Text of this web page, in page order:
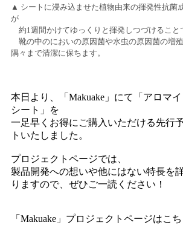
▲ シートに浸み込ませた植物由来の揮発性抗菌
が
約1週間かけてゆっくりと揮発しつづけること
靴の中のにおいの原因菌や水虫の原因菌の増
隅々まで清潔に保ちます。
本日より、「Makuake」にて「アロマ
シート」を
一足早くお得にご購入いただける先行
トいたしました。
プロジェクトページでは、
製品開発への想いや他にはない特長を
りますので、ぜひご一読ください！
「Makuake」プロジェクトページはこ